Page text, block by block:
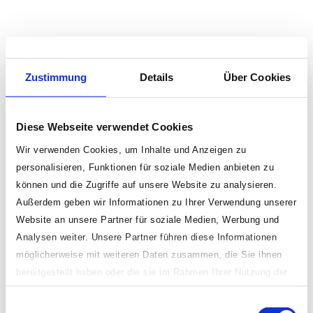
Zustimmung Details Über Cookies
Diese Webseite verwendet Cookies
Wir verwenden Cookies, um Inhalte und Anzeigen zu
personalisieren, Funktionen für soziale Medien anbieten zu
können und die Zugriffe auf unsere Website zu analysieren.
Außerdem geben wir Informationen zu Ihrer Verwendung unserer
Website an unsere Partner für soziale Medien, Werbung und
Analysen weiter. Unsere Partner führen diese Informationen
möglicherweise mit weiteren Daten zusammen, die Sie ihnen
bereitgestellt haben oder die sie im Rahmen Ihrer Nutzung der
Dienste gesammelt haben.
Indem Sie „erlauben oder zulassen“ klicken, stimmen Sie